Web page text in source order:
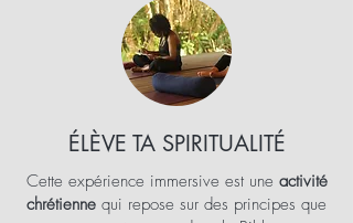
ÉLÈVE TA SPIRITUALITÉ
Cette expérience immersive est une activité
chrétienne qui repose sur des principes que